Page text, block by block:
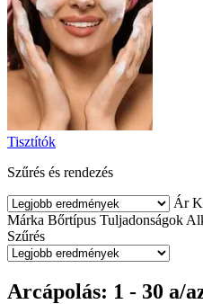
Tisztítók
Szűrés és rendezés
Ár
Márka Bőrtípus Tuljadonságok
Szűrés
Arcápolás: 1 - 30 a/